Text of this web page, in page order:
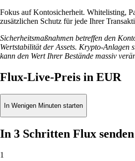
Fokus auf Kontosicherheit. Whitelisting,
zusätzlichen Schutz für jede Ihrer
Sicherheitsmaßnahmen betreffen den
Wertstabilität der Assets. Krypto-Anlagen
kann den Wert Ihrer Bestände massiv
Flux-Live-Preis in EUR
In Wenigen Minuten starten
In 3 Schritten Flux senden
1